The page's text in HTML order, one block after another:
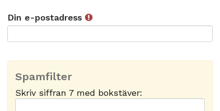
Din e-postadress
Spamfilter
Skriv siffran 7 med bokstäver: